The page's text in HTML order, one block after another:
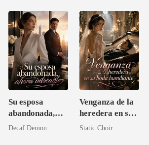
Su esposa
abandonada,
ahora intocable
Decaf Demon
Venganza de la
heredera en su
boda humillante
Static Choir